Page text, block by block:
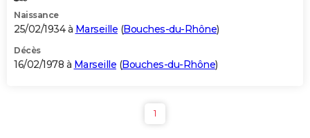
Naissance
25/02/1934 à Marseille (Bouches-du-Rhône)
Décès
16/02/1978 à Marseille (Bouches-du-Rhône)
1